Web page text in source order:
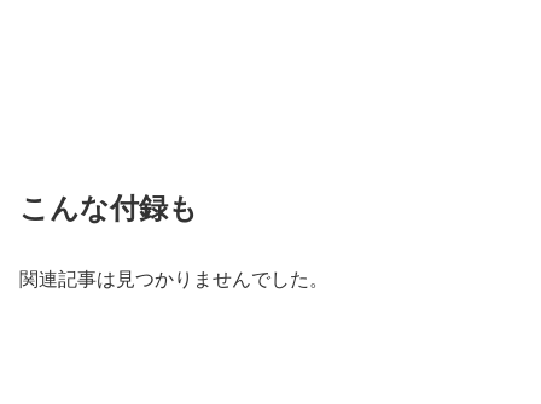
こんな付録も
関連記事は見つかりませんでした。